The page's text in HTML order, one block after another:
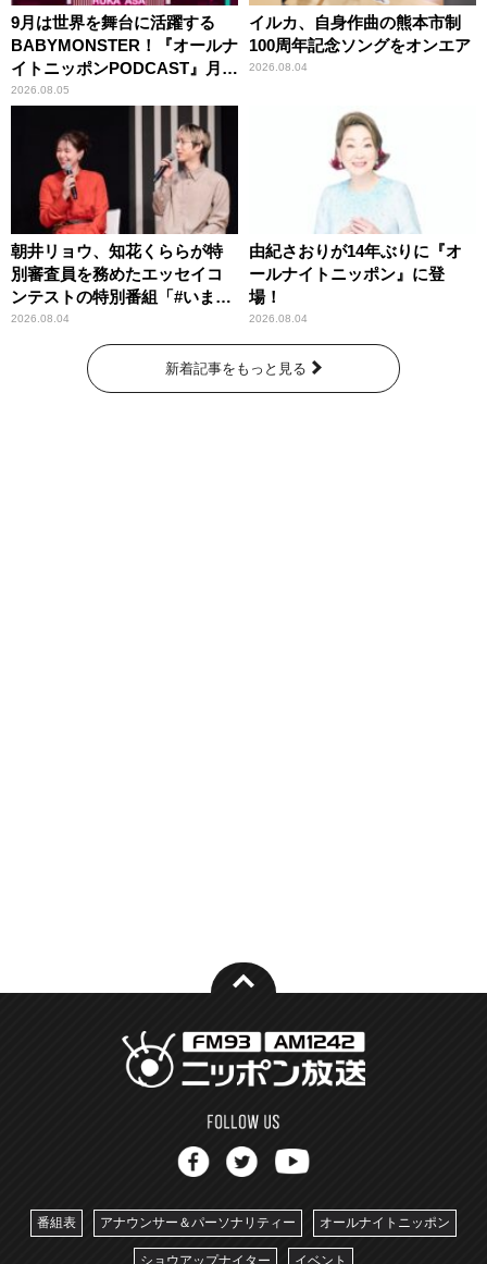
9月は世界を舞台に活躍する
BABYMONSTER！『オールナ
イトニッポンPODCAST』月替
わりパーソナリティ
2026.08.05
イルカ、自身作曲の熊本市制
100周年記念ソングをオンエア
2026.08.04
朝井リョウ、知花くららが特
別審査員を務めたエッセイコ
ンテストの特別番組「#いまあ
なたに伝えたいこと」
2026.08.04
由紀さおりが14年ぶりに『オ
ールナイトニッポン』に登
場！
2026.08.04
新着記事をもっと見る
番組表 アナウンサー＆パーソナリティー オールナイトニッポン